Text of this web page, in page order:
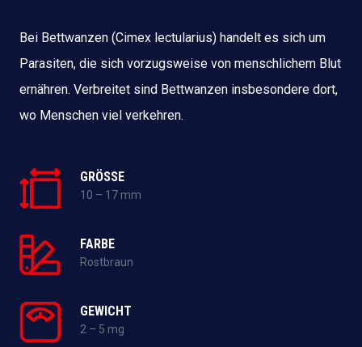
Bei Bettwanzen (Cimex lectularius) handelt es sich um
Parasiten, die sich vorzugsweise von menschlichem Blut
ernähren. Verbreitet sind Bettwanzen insbesondere dort,
wo Menschen viel verkehren.
GRÖSSE
10 – 17 mm
FARBE
Rostbraun
GEWICHT
2 – 5 mg